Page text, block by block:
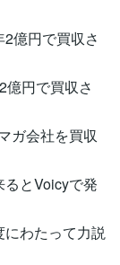
億円で買収さ
億円で買収さ
ガ会社を買収
るとVoicyで発
にわたって力説